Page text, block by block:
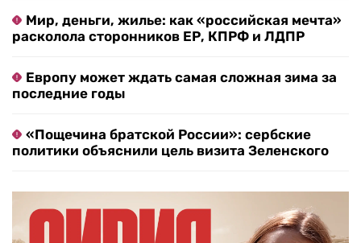
Мир, деньги, жилье: как «российская мечта»
расколола сторонников ЕР, КПРФ и ЛДПР
Европу может ждать самая сложная зима за
последние годы
«Пощечина братской России»: сербские
политики объяснили цель визита Зеленского